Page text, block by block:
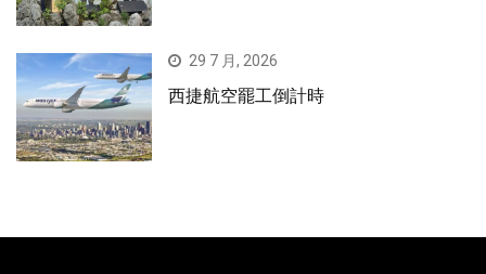
29 7 月, 2026
西捷航空罷工倒計時